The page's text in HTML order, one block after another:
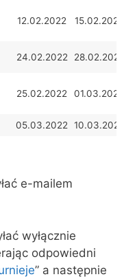
12.02.2022 15.02.2022
24.02.2022 28.02.2022
25.02.2022 01.03.2022
05.03.2022 10.03.2022
e-mailem
wyłącznie
odpowiedni
” a następnie